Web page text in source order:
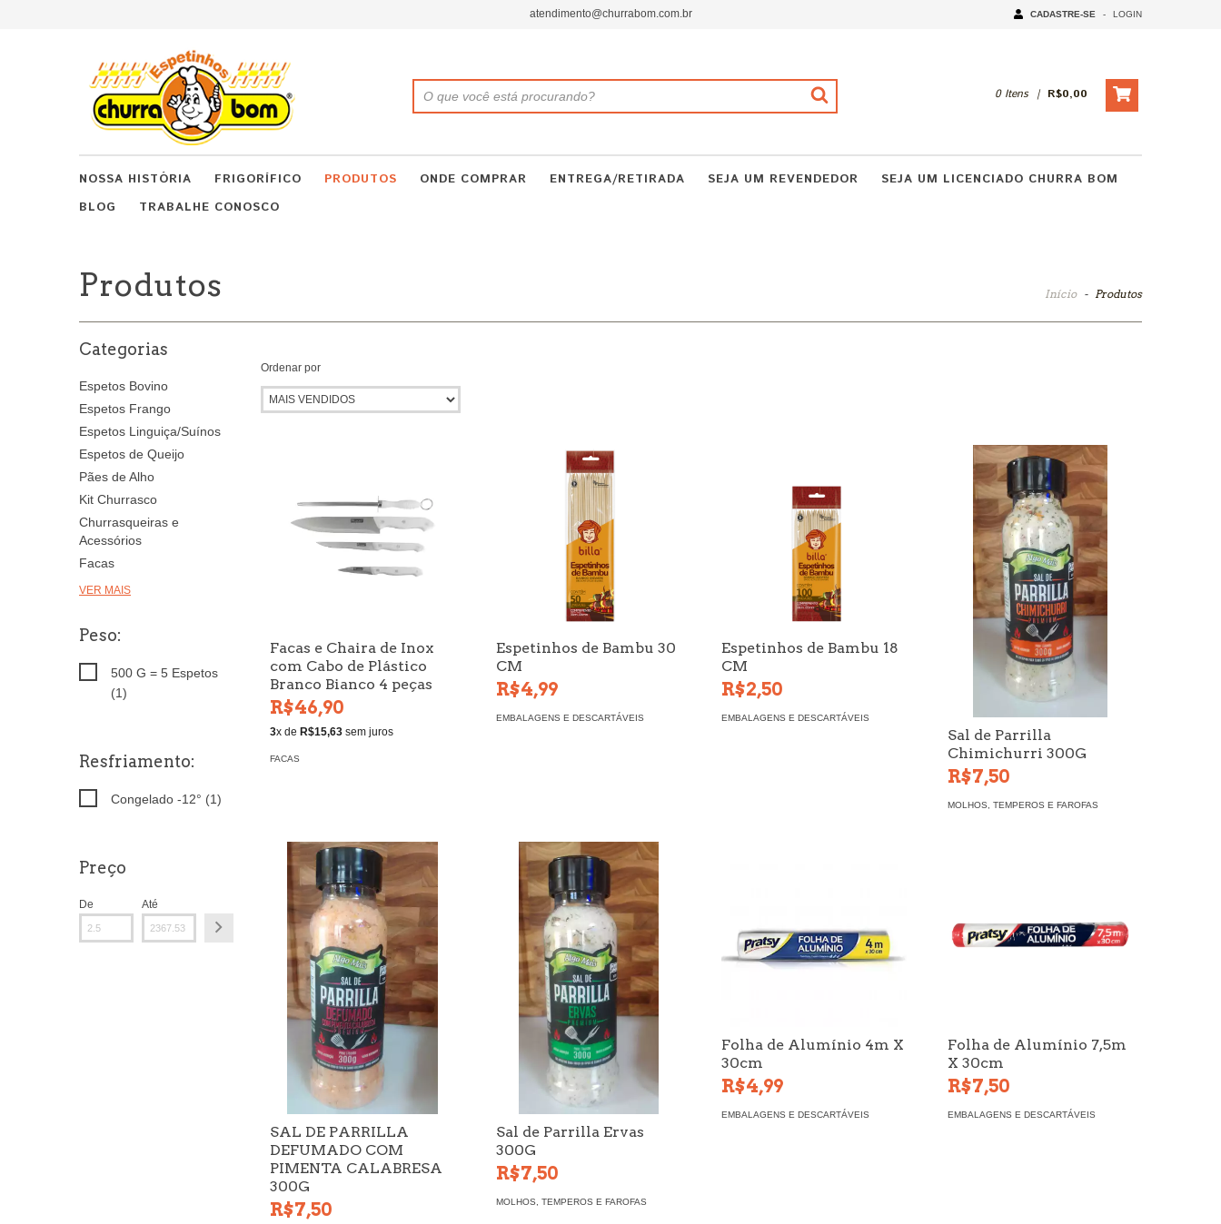
atendimento@churrabom.com.br CADASTRE-SE - LOGIN
0 Itens | R$0,00
NOSSA HISTÓRIA FRIGORÍFICO PRODUTOS ONDE COMPRAR ENTREGA/RETIRADA SEJA UM REVENDEDOR
SEJA UM LICENCIADO CHURRA BOM
BLOG
TRABALHE CONOSCO
Produtos Início - Produtos
Categorias
Espetos Bovino
Espetos Frango
Espetos Linguiça/Suínos
Espetos de Queijo
Pães de Alho
Kit Churrasco
Churrasqueiras e
Acessórios
Facas
VER MAIS
Peso:
500 G = 5 Espetos
(1)
Resfriamento:
Congelado -12° (1)
Preço
De Até
Ordenar por
Facas e Chaira de Inox
com Cabo de Plástico
Branco Bianco 4 peças
R$46,90
3x de R$15,63 sem juros
FACAS
Espetinhos de Bambu 30
CM
R$4,99
EMBALAGENS E DESCARTÁVEIS
Espetinhos de Bambu 18
CM
R$2,50
EMBALAGENS E DESCARTÁVEIS
Sal de Parrilla
Chimichurri 300G
R$7,50
MOLHOS, TEMPEROS E FAROFAS
SAL DE PARRILLA
DEFUMADO COM
PIMENTA CALABRESA
300G
R$7,50
Sal de Parrilla Ervas
300G
R$7,50
MOLHOS, TEMPEROS E FAROFAS
Folha de Alumínio 4m X
30cm
R$4,99
EMBALAGENS E DESCARTÁVEIS
Folha de Alumínio 7,5m
X 30cm
R$7,50
EMBALAGENS E DESCARTÁVEIS